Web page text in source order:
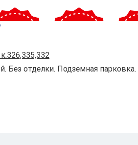
Без отделки. Подземная парковка.